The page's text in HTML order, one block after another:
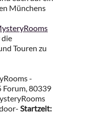
Münchens
die
Touren zu
-
Forum, 80339
Startzeit: